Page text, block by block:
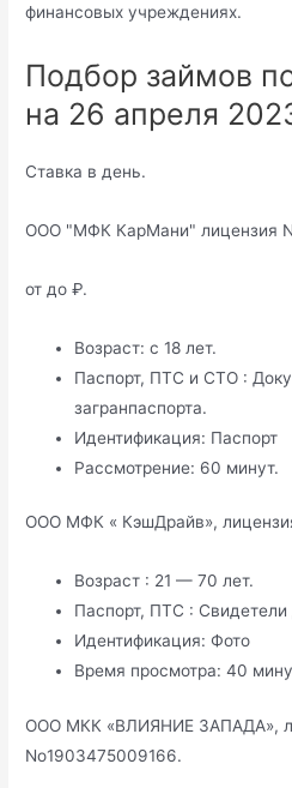
финансовых учреждениях.
Подбор займов
на 26 апреля
Ставка в день.
ООО "МФК КарМани" лицензия
от до ₽.
Возраст: с 18 лет.
Паспорт, ПТС и СТО :
загранпаспорта.
Идентификация: Паспорт
Рассмотрение: 60 минут.
ООО МФК « КэшДрайв»,
Возраст : 21 — 70 лет.
Паспорт, ПТС :
Идентификация: Фото
Время просмотра: 40
ООО МКК «ВЛИЯНИЕ ЗАПАДА»,
No1903475009166.